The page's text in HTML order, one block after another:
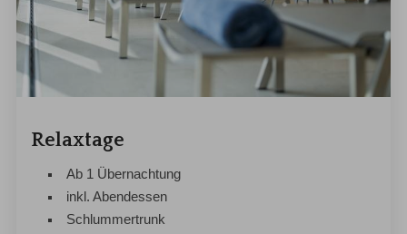
Relaxtage
Ab 1 Übernachtung
inkl. Abendessen
Schlummertrunk